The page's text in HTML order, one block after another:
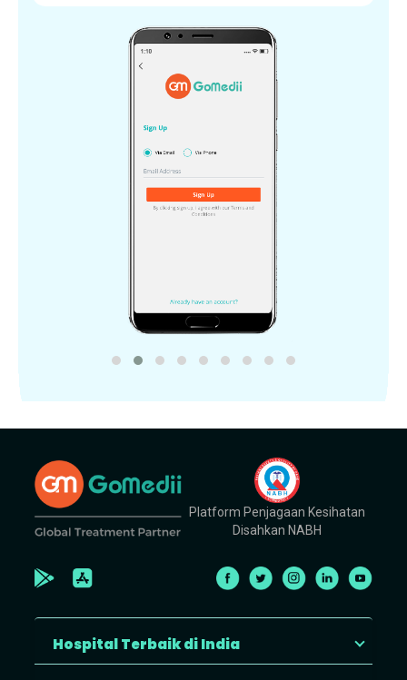
Platform Penjagaan Kesihatan
Disahkan NABH
Hospital Terbaik di India